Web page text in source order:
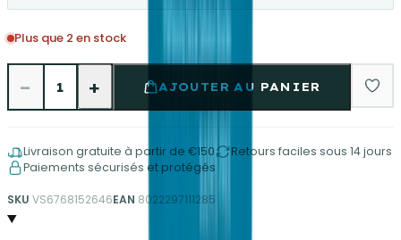
Plus que 2 en stock
− 1 + AJOUTER AU PANIER
Livraison gratuite à partir de €150
Retours faciles sous 14 jours
Paiements sécurisés et protégés
SKU VS6768152646EAN 8022297111285